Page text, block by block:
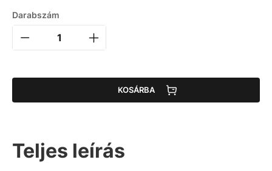
Darabszám
KOSÁRBA
Teljes leírás